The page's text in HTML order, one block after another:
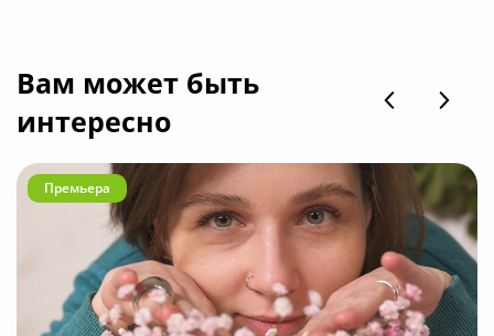
Вам может быть
интересно
Премьера